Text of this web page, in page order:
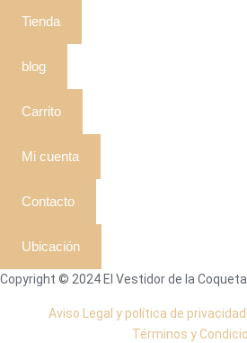
Tienda
blog
Carrito
Mi cuenta
Contacto
Ubicación
Copyright © 2024 El Vestidor de la Coqueta
Aviso Legal y política de privacidad
Términos y